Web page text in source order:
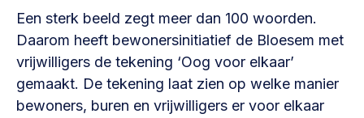
Bestuur, horeca, evenementen, verhuur en communicatie >
Vrijwilligers en medewerkers
Werving, contracten en vergoedingen, betaalde krachten
Nieuws
Opinie
Bijeenkomsten
Een sterk beeld zegt meer dan 100 woorden.
Daarom heeft bewonersinitiatief de Bloesem met
vrijwilligers de tekening ‘Oog voor elkaar’
gemaakt. De tekening laat zien op welke manier
bewoners, buren en vrijwilligers er voor elkaar